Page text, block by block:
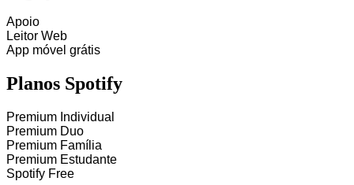
Apoio
Leitor Web
App móvel grátis
Planos Spotify
Premium Individual
Premium Duo
Premium Família
Premium Estudante
Spotify Free